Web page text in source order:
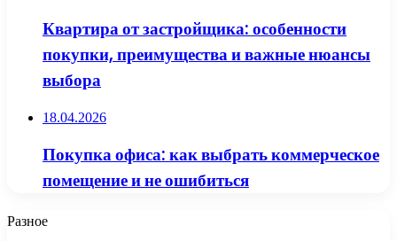
Квартира от застройщика: особенности
покупки, преимущества и важные нюансы
выбора
18.04.2026
Покупка офиса: как выбрать коммерческое
помещение и не ошибиться
Разное